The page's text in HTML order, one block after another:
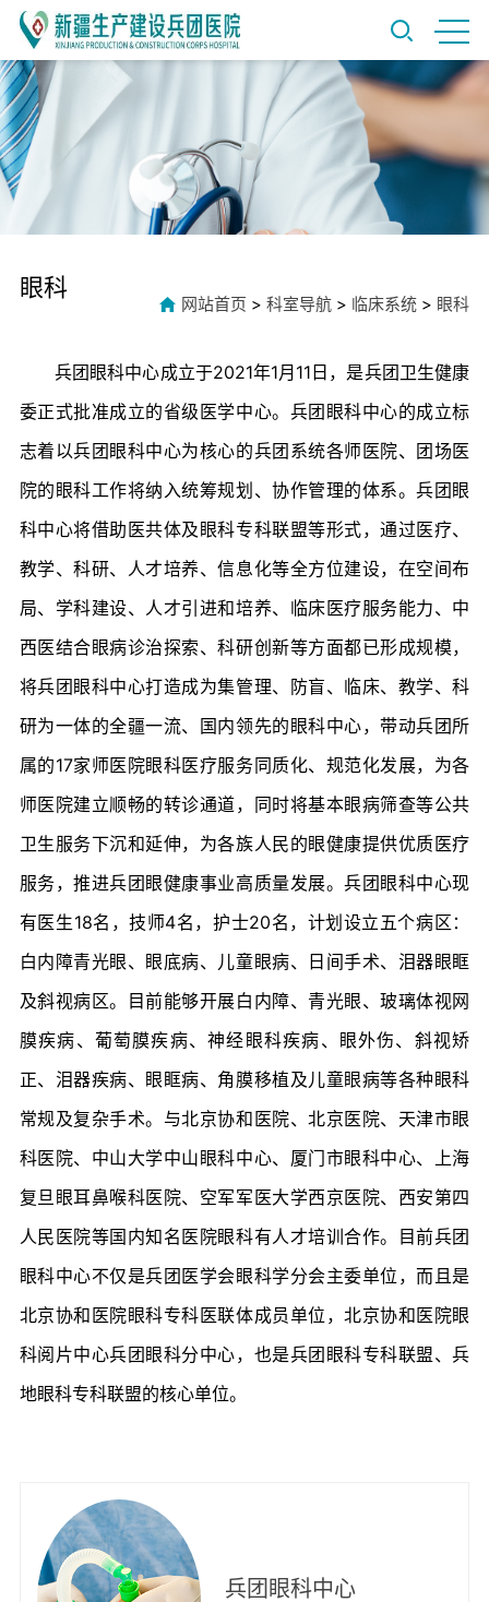
眼科
网站首页 >科室导航 > 临床系统 > 眼科
兵团眼科中心成立于2021年1月11日，是兵团卫生健康
委正式批准成立的省级医学中心。兵团眼科中心的成立标
志着以兵团眼科中心为核心的兵团系统各师医院、团场医
院的眼科工作将纳入统筹规划、协作管理的体系。兵团眼
科中心将借助医共体及眼科专科联盟等形式，通过医疗、
教学、科研、人才培养、信息化等全方位建设，在空间布
局、学科建设、人才引进和培养、临床医疗服务能力、中
西医结合眼病诊治探索、科研创新等方面都已形成规模，
将兵团眼科中心打造成为集管理、防盲、临床、教学、科
研为一体的全疆一流、国内领先的眼科中心，带动兵团所
属的17家师医院眼科医疗服务同质化、规范化发展，为各
师医院建立顺畅的转诊通道，同时将基本眼病筛查等公共
卫生服务下沉和延伸，为各族人民的眼健康提供优质医疗
服务，推进兵团眼健康事业高质量发展。兵团眼科中心现
有医生18名，技师4名，护士20名，计划设立五个病区：
白内障青光眼、眼底病、儿童眼病、日间手术、泪器眼眶
及斜视病区。目前能够开展白内障、青光眼、玻璃体视网
膜疾病、葡萄膜疾病、神经眼科疾病、眼外伤、斜视矫
正、泪器疾病、眼眶病、角膜移植及儿童眼病等各种眼科
常规及复杂手术。与北京协和医院、北京医院、天津市眼
科医院、中山大学中山眼科中心、厦门市眼科中心、上海
复旦眼耳鼻喉科医院、空军军医大学西京医院、西安第四
人民医院等国内知名医院眼科有人才培训合作。目前兵团
眼科中心不仅是兵团医学会眼科学分会主委单位，而且是
北京协和医院眼科专科医联体成员单位，北京协和医院眼
科阅片中心兵团眼科分中心，也是兵团眼科专科联盟、兵
地眼科专科联盟的核心单位。
兵团眼科中心